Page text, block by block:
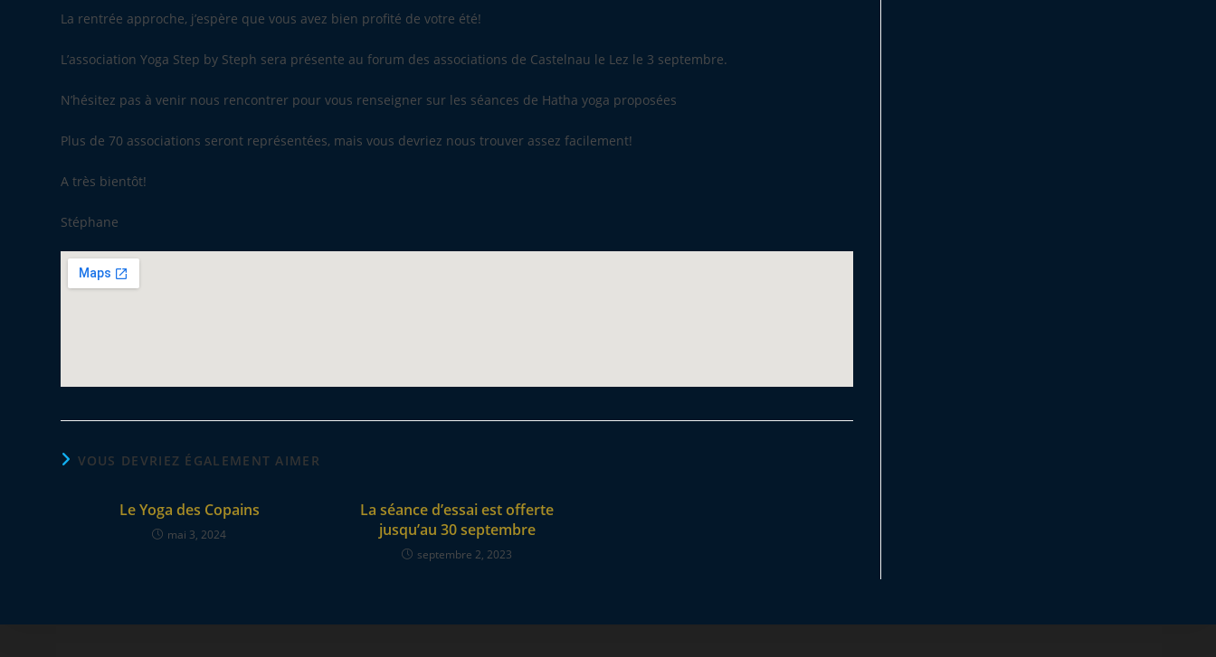
La rentrée approche, j’espère que vous avez bien profité de votre été!
L’association Yoga Step by Steph sera présente au forum des associations de Castelnau le Lez le 3 septembre.
N’hésitez pas à venir nous rencontrer pour vous renseigner sur les séances de Hatha yoga proposées
Plus de 70 associations seront représentées, mais vous devriez nous trouver assez facilement!
A très bientôt!
Stéphane
VOUS DEVRIEZ ÉGALEMENT AIMER
Le Yoga des Copains
mai 3, 2024
La séance d’essai est offerte
jusqu’au 30 septembre
septembre 2, 2023